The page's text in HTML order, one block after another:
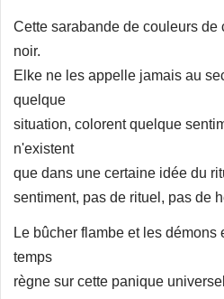
Cette sarabande de couleurs
noir.
Elke ne les appelle jamais au
quelque
situation, colorent quelque
n'existent
que dans une certaine idée du
sentiment, pas de rituel, pas de
Le bûcher flambe et les
temps
règne sur cette panique